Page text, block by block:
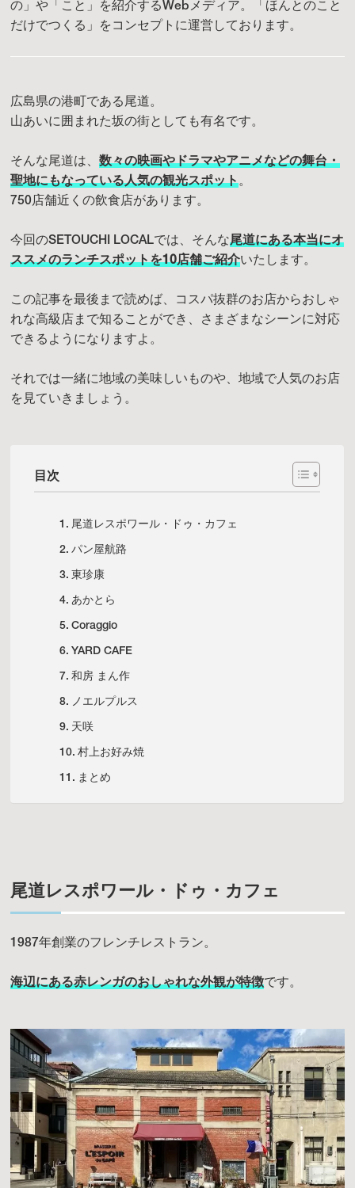
の」や「こと」を紹介するWebメディア。「ほんとのこと
だけでつくる」をコンセプトに運営しております。
広島県の港町である尾道。
山あいに囲まれた坂の街としても有名です。
そんな尾道は、数々の映画やドラマやアニメなどの舞台・
聖地にもなっている人気の観光スポット。
750店舗近くの飲食店があります。
今回のSETOUCHI LOCALでは、そんな尾道にある本当にオ
ススメのランチスポットを10店舗ご紹介いたします。
この記事を最後まで読めば、コスパ抜群のお店からおしゃ
れな高級店まで知ることができ、さまざまなシーンに対応
できるようになりますよ。
それでは一緒に地域の美味しいものや、地域で人気のお店
を見ていきましょう。
目次
尾道レスポワール・ドゥ・カフェ
パン屋航路
東珍康
あかとら
Coraggio
YARD CAFE
和房 まん作
ノエルプルス
天咲
村上お好み焼
まとめ
尾道レスポワール・ドゥ・カフェ
1987年創業のフレンチレストラン。
海辺にある赤レンガのおしゃれな外観が特徴です。